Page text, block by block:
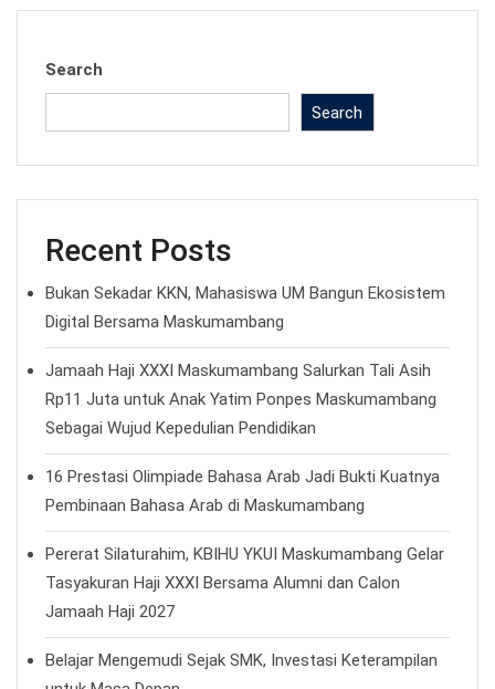
Search
Search
Recent Posts
Bukan Sekadar KKN, Mahasiswa UM Bangun Ekosistem
Digital Bersama Maskumambang
Jamaah Haji XXXI Maskumambang Salurkan Tali Asih
Rp11 Juta untuk Anak Yatim Ponpes Maskumambang
Sebagai Wujud Kepedulian Pendidikan
16 Prestasi Olimpiade Bahasa Arab Jadi Bukti Kuatnya
Pembinaan Bahasa Arab di Maskumambang
Pererat Silaturahim, KBIHU YKUI Maskumambang Gelar
Tasyakuran Haji XXXI Bersama Alumni dan Calon
Jamaah Haji 2027
Belajar Mengemudi Sejak SMK, Investasi Keterampilan